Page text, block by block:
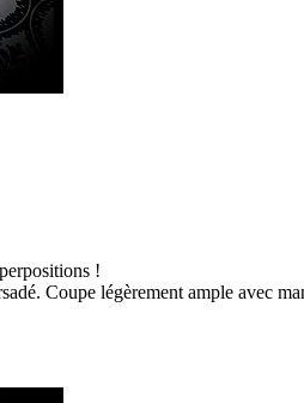
!
Coupe légèrement ample avec